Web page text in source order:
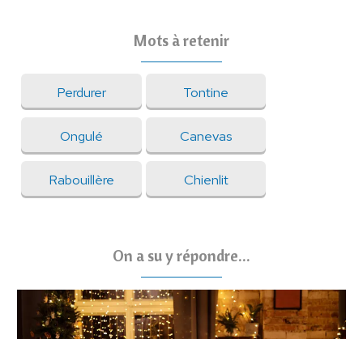
Mots à retenir
Perdurer Tontine
Ongulé Canevas
Rabouillère Chienlit
On a su y répondre...